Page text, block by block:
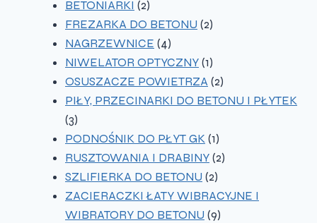
BETONIARKI 22
produkty
FREZARKA DO BETONU 22
NAGRZEWNICE 44
produkty
NIWELATOR OPTYCZNY 11
produkt
OSUSZACZE POWIETRZA 22
produkty
PIŁY, PRZECINARKI DO BETONU I PŁYTEK
33
produkty
PODNOŚNIK DO PŁYT GK 11
produkt
RUSZTOWANIA I DRABINY 22
SZLIFIERKA DO BETONU 22
produkty
ZACIERACZKI ŁATY WIBRACYJNE I
WIBRATORY DO BETONU 99